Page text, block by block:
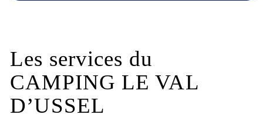
Les activités
Les infos pratiques
Les services du
CAMPING LE VAL
D’USSEL